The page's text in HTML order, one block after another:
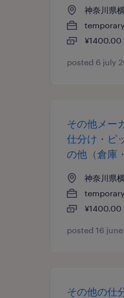
神奈川県
temporary
¥1400.00
posted 6 july
その他メー
仕分け・ピ
の他（倉庫
神奈川県
temporary
¥1400.00
posted 16
その他の仕